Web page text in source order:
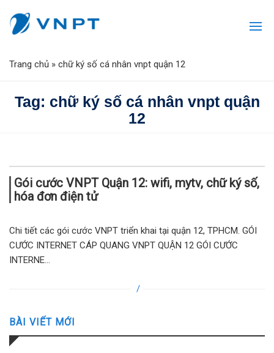
Trang chủ » chữ ký số cá nhân vnpt quận 12
Tag: chữ ký số cá nhân vnpt quận
12
Gói cước VNPT Quận 12: wifi, mytv, chữ ký số,
hóa đơn điện tử
Chi tiết các gói cước VNPT triển khai tại quận 12, TPHCM. GÓI
CƯỚC INTERNET CÁP QUANG VNPT QUẬN 12 GÓI CƯỚC
INTERNE...
BÀI VIẾT MỚI